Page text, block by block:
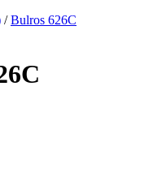
/ Bulros 626С